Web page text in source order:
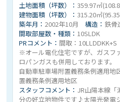
土地面積（坪数）：359.97㎡
建物面積（坪数）：315.20㎡
築年月：2002年10月 構造：鉄骨
間取部屋数・種類：10SLDK
PRコメント： 間取：10LLDDKK+S
※オール電化住宅ですが、ガスフ
ロパンガスも併用しております。
自動車駐車場附置義務条例適用地
置義務条例適用地区
スタッフコメント： JR山陽本線「
分の好立地物件です♪太陽光発電